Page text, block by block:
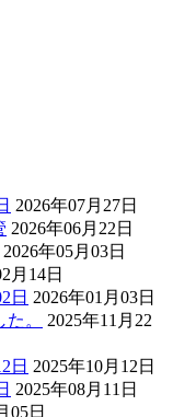
2026年07月27日
2026年06月22日
2026年05月03日
月14日
日 2026年01月03日
。
2025年11月22
日 2025年10月12日
2025年08月11日
05日